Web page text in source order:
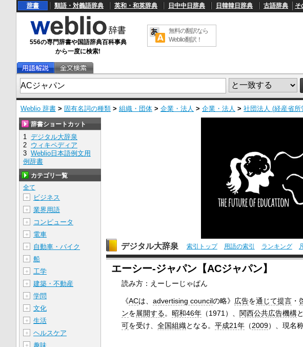
辞書 類語・対義語辞典 英和・和英辞典 日中中日辞典 日韓韓日辞典 古語辞典 そ
556の専門辞書や国語辞典百科事典
から一度に検索!
無料の翻訳なら
Weblio翻訳！
Weblio 辞書 > 固有名詞の種類 > 組織・団体 > 企業・法人 > 企業・法人 > 社団法人 (経産省所
デジタル大辞泉 索引トップ 用語の索引 ランキング
エーシー‐ジャパン【ACジャパン】
読み方：えーしーじゃぱん
《ACは、advertising councilの略》 広告を通じて提言 ・
ンを展開する。 昭和46年 （1971）、 関西公共広告機構
可を受け、全国組織となる。平成21年 （2009）、現名
辞書ショートカット
1 デジタル大辞泉
2 ウィキペディア
3 Weblio日本語例文用
例辞書
カテゴリ一覧
全て
＋
ビジネス
＋ 業界用語
＋ コンピュータ
＋ 電車
＋ 自動車・バイク
＋ 船
＋ 工学
＋ 建築・不動産
＋ 学問
＋ 文化
＋ 生活
＋ ヘルスケア
＋ 趣味